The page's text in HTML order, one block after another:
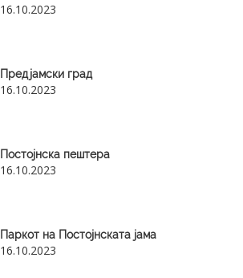
16.10.2023
Предјамски град
16.10.2023
Постојнска пештера
16.10.2023
Паркот на Постојнската јама
16.10.2023